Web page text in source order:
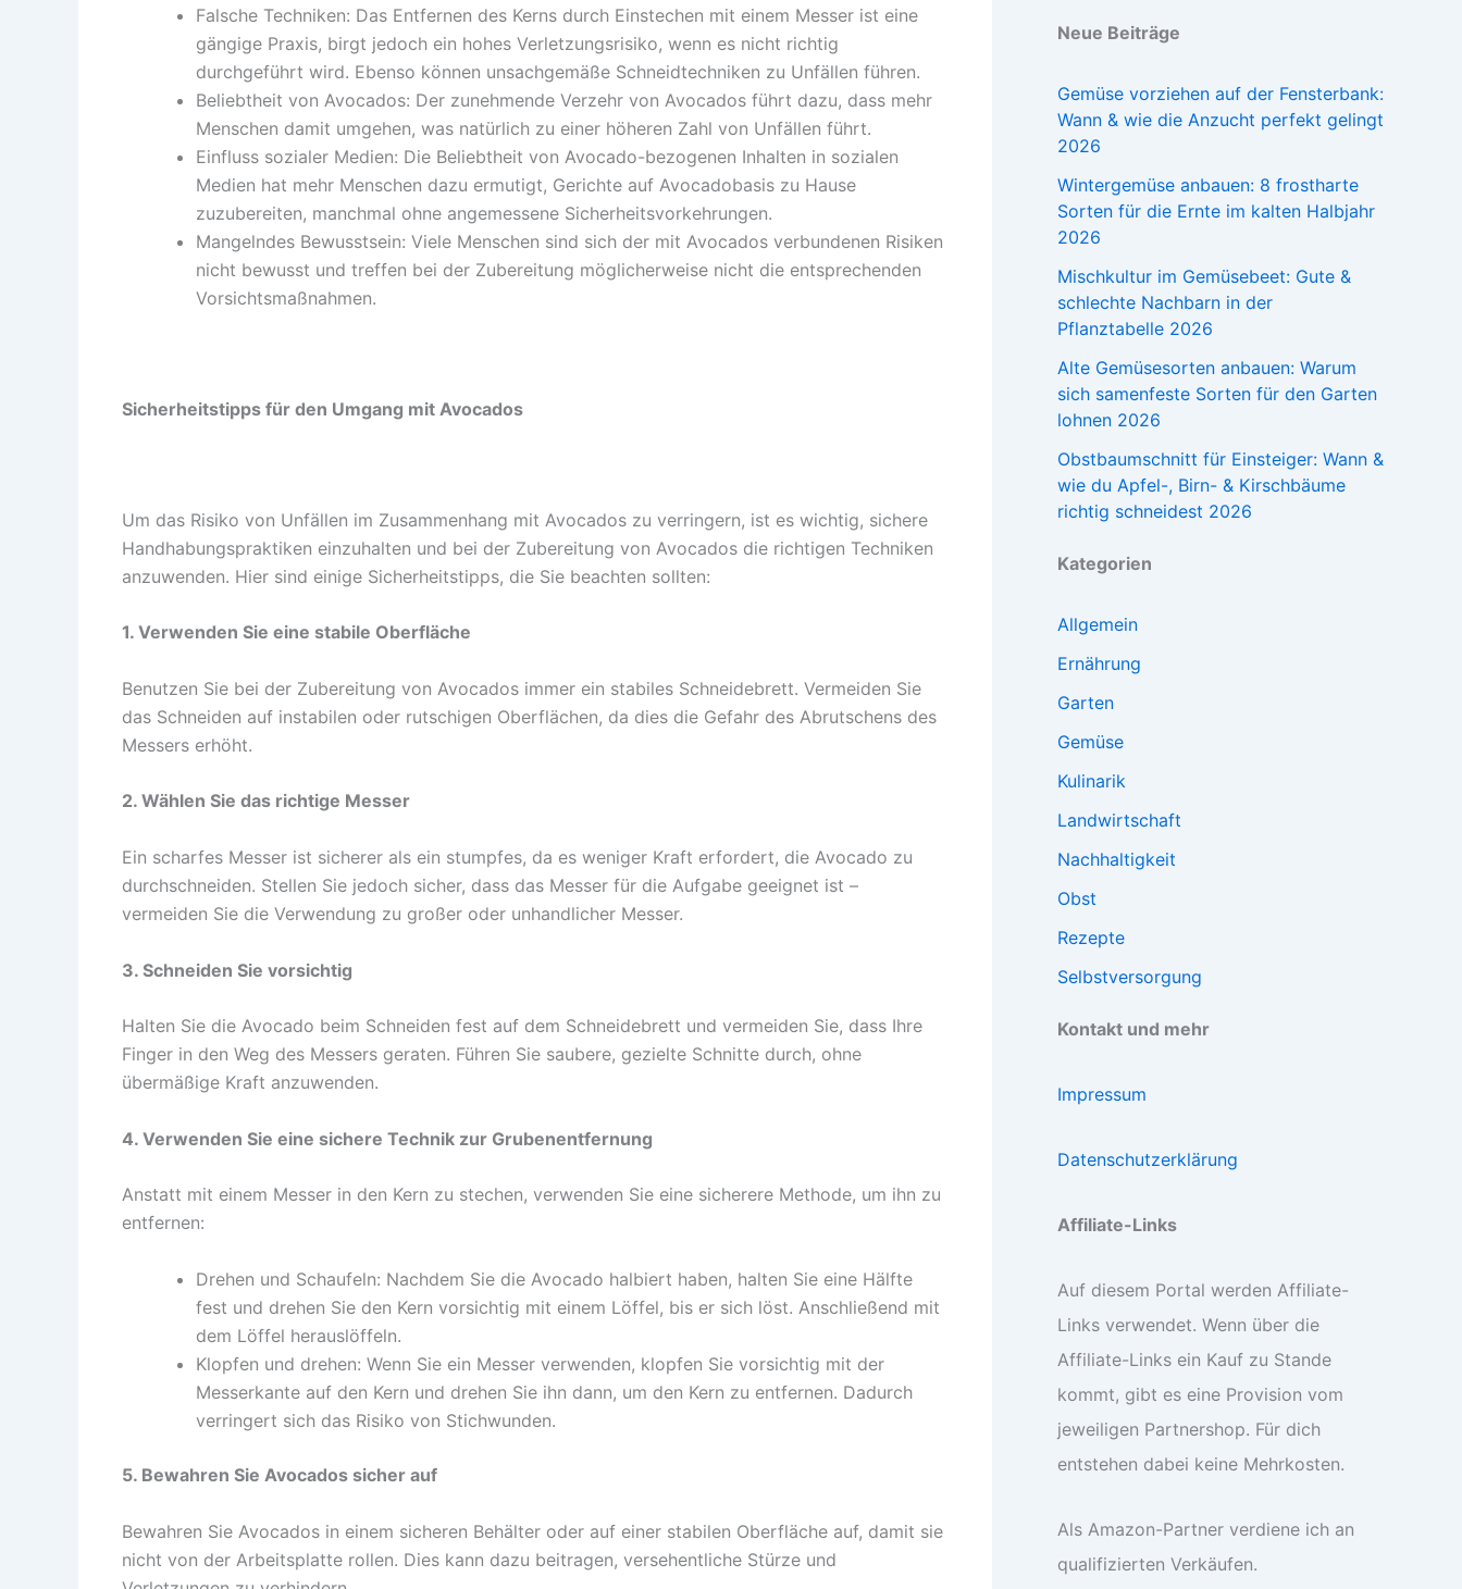
Falsche Techniken: Das Entfernen des Kerns durch Einstechen mit einem Messer ist eine
gängige Praxis, birgt jedoch ein hohes Verletzungsrisiko, wenn es nicht richtig
durchgeführt wird. Ebenso können unsachgemäße Schneidtechniken zu Unfällen führen.
Beliebtheit von Avocados: Der zunehmende Verzehr von Avocados führt dazu, dass mehr
Menschen damit umgehen, was natürlich zu einer höheren Zahl von Unfällen führt.
Einfluss sozialer Medien: Die Beliebtheit von Avocado-bezogenen Inhalten in sozialen
Medien hat mehr Menschen dazu ermutigt, Gerichte auf Avocadobasis zu Hause
zuzubereiten, manchmal ohne angemessene Sicherheitsvorkehrungen.
Mangelndes Bewusstsein: Viele Menschen sind sich der mit Avocados verbundenen Risiken
nicht bewusst und treffen bei der Zubereitung möglicherweise nicht die entsprechenden
Vorsichtsmaßnahmen.
Sicherheitstipps für den Umgang mit Avocados
Um das Risiko von Unfällen im Zusammenhang mit Avocados zu verringern, ist es wichtig, sichere
Handhabungspraktiken einzuhalten und bei der Zubereitung von Avocados die richtigen Techniken
anzuwenden. Hier sind einige Sicherheitstipps, die Sie beachten sollten:
1. Verwenden Sie eine stabile Oberfläche
Benutzen Sie bei der Zubereitung von Avocados immer ein stabiles Schneidebrett. Vermeiden Sie
das Schneiden auf instabilen oder rutschigen Oberflächen, da dies die Gefahr des Abrutschens des
Messers erhöht.
2. Wählen Sie das richtige Messer
Ein scharfes Messer ist sicherer als ein stumpfes, da es weniger Kraft erfordert, die Avocado zu
durchschneiden. Stellen Sie jedoch sicher, dass das Messer für die Aufgabe geeignet ist –
vermeiden Sie die Verwendung zu großer oder unhandlicher Messer.
3. Schneiden Sie vorsichtig
Halten Sie die Avocado beim Schneiden fest auf dem Schneidebrett und vermeiden Sie, dass Ihre
Finger in den Weg des Messers geraten. Führen Sie saubere, gezielte Schnitte durch, ohne
übermäßige Kraft anzuwenden.
4. Verwenden Sie eine sichere Technik zur Grubenentfernung
Anstatt mit einem Messer in den Kern zu stechen, verwenden Sie eine sicherere Methode, um ihn zu
entfernen:
Drehen und Schaufeln: Nachdem Sie die Avocado halbiert haben, halten Sie eine Hälfte
fest und drehen Sie den Kern vorsichtig mit einem Löffel, bis er sich löst. Anschließend mit
dem Löffel herauslöffeln.
Klopfen und drehen: Wenn Sie ein Messer verwenden, klopfen Sie vorsichtig mit der
Messerkante auf den Kern und drehen Sie ihn dann, um den Kern zu entfernen. Dadurch
verringert sich das Risiko von Stichwunden.
5. Bewahren Sie Avocados sicher auf
Bewahren Sie Avocados in einem sicheren Behälter oder auf einer stabilen Oberfläche auf, damit sie
nicht von der Arbeitsplatte rollen. Dies kann dazu beitragen, versehentliche Stürze und
Neue Beiträge
Gemüse vorziehen auf der Fensterbank:
Wann & wie die Anzucht perfekt gelingt
2026
Wintergemüse anbauen: 8 frostharte
Sorten für die Ernte im kalten Halbjahr
2026
Mischkultur im Gemüsebeet: Gute &
schlechte Nachbarn in der
Pflanztabelle 2026
Alte Gemüsesorten anbauen: Warum
sich samenfeste Sorten für den Garten
lohnen 2026
Obstbaumschnitt für Einsteiger: Wann &
wie du Apfel-, Birn- & Kirschbäume
richtig schneidest 2026
Kategorien
Allgemein
Ernährung
Garten
Gemüse
Kulinarik
Landwirtschaft
Nachhaltigkeit
Obst
Rezepte
Selbstversorgung
Kontakt und mehr
Impressum
Datenschutzerklärung
Affiliate-Links
Auf diesem Portal werden Affiliate-
Links verwendet. Wenn über die
Affiliate-Links ein Kauf zu Stande
kommt, gibt es eine Provision vom
jeweiligen Partnershop. Für dich
entstehen dabei keine Mehrkosten.
Als Amazon-Partner verdiene ich an
qualifizierten Verkäufen.